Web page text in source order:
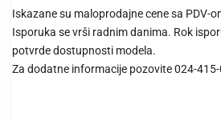
Iskazane su maloprodajne cene sa PDV-
Isporuka se vrši radnim danima. Rok
potvrde dostupnosti modela.
Za dodatne informacije pozovite 024-